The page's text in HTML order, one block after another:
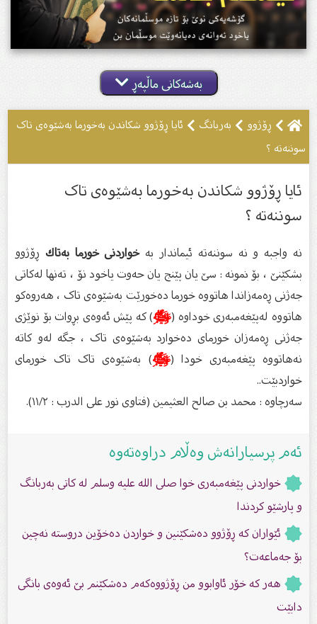
بەشەکانی ماڵپەڕ
ڕۆژوو بەربانگ
ئایا ڕۆژوو شکاندن بەخورما بەشێوەی تاک
سوننەتە ؟
ئایا ڕۆژوو شکاندن بەخورما بەشێوەی تاک
سوننەتە ؟
نە واجبە و نە سوننەتە ئیماندار بەخواردنی خورما بەتاكڕۆژوو
بشکێنێ ، بۆ نمونە : سێ یان پێنج یان حەوت یاخود نۆ ، تەنها لەکاتی
جەژنی ڕەمەزاندا هاتووە خورما دەخورێت بەشێوەی تاک ، هەروەکو
هاتووە لەپێغەمبەری خوداوە ‌(ﷺ) کە پێش ئەوەی بڕوات بۆ نوێژی
جەژنی ڕەمەزان خورمای دەخوارد بەشێوەی تاک ، جگە لەو کاتە
نەهاتووە پێغەمبەری خودا ( ﷺ) بەشێوەی تاک تاک خورمای
خواردبێت..
سەرچاوە : محمد بن صالح العثيمين (فتاوی نور علی الدرب : ۱۱/۲).
ئەم پرسیارانەش وەڵام دراوەتەوە
خواردنى پێغەمبەرى خوا صلى الله علیه وسلم لە کاتى بەربانگ
و پارشێو کردندا
ئێواران کە ڕۆژوو دەشکێنین و خواردن دەخۆین دروستە نەچین
بۆ جەماعەت؟
هەر كە خۆر ئاوابوو من ڕۆژووەكەم دەشكێنم بێ ئەوەى بانگى
دابێت